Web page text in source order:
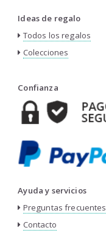
Ideas de regalo
Todos los regalos
Colecciones
Confianza
Ayuda y servicios
Preguntas frecuentes
Contacto